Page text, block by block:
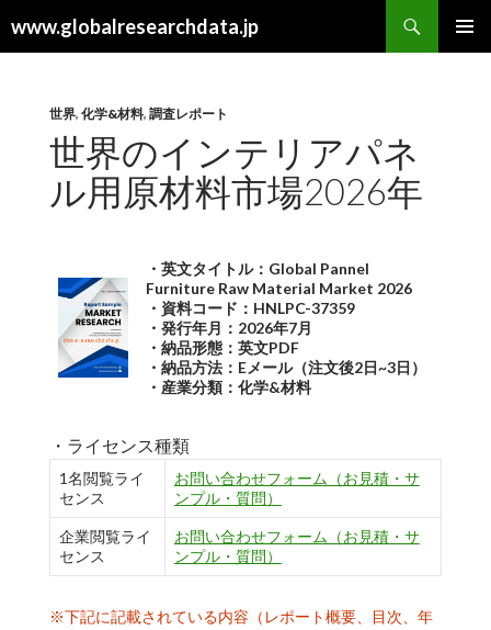
www.globalresearchdata.jp
索
世界, 化学&材料, 調査レポート
世界のインテリアパネ
ル用原材料市場2026年
・英文タイトル：Global Pannel
Furniture Raw Material Market 2026
・資料コード：HNLPC-37359
・発行年月：2026年7月
・納品形態：英文PDF
・納品方法：Eメール（注文後2日~3日）
・産業分類：化学&材料
・ライセンス種類
1名閲覧ライ
センス
お問い合わせフォーム（お見積・サ
ンプル・質問）
企業閲覧ライ
センス
お問い合わせフォーム（お見積・サ
ンプル・質問）
※下記に記載されている内容（レポート概要、目次、年